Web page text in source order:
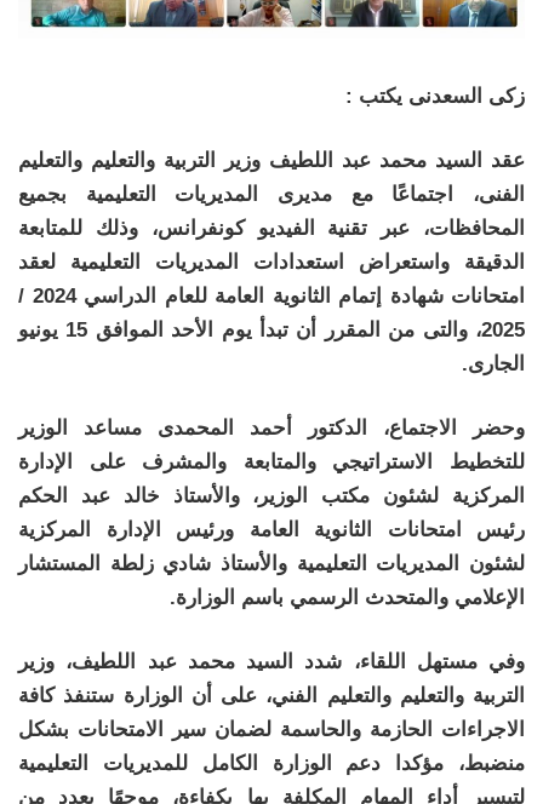
زكى السعدنى يكتب :
عقد السيد محمد عبد اللطيف وزير التربية والتعليم والتعليم
الفنى، اجتماعًا مع مديرى المديريات التعليمية بجميع
المحافظات، عبر تقنية الفيديو كونفرانس، وذلك للمتابعة
الدقيقة واستعراض استعدادات المديريات التعليمية لعقد
امتحانات شهادة إتمام الثانوية العامة للعام الدراسي 2024 /
2025، والتى من المقرر أن تبدأ يوم الأحد الموافق 15 يونيو
الجارى.
وحضر الاجتماع، الدكتور أحمد المحمدى مساعد الوزير
للتخطيط الاستراتيجي والمتابعة والمشرف على الإدارة
المركزية لشئون مكتب الوزير، والأستاذ خالد عبد الحكم
رئيس امتحانات الثانوية العامة ورئيس الإدارة المركزية
لشئون المديريات التعليمية والأستاذ شادي زلطة المستشار
الإعلامي والمتحدث الرسمي باسم الوزارة.
وفي مستهل اللقاء، شدد السيد محمد عبد اللطيف، وزير
التربية والتعليم والتعليم الفني، على أن الوزارة ستنفذ كافة
الاجراءات الحازمة والحاسمة لضمان سير الامتحانات بشكل
منضبط، مؤكدا دعم الوزارة الكامل للمديريات التعليمية
لتيسير أداء المهام المكلفة بها بكفاءة، موجهًا بعدد من